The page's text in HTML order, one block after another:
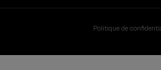
Politique de